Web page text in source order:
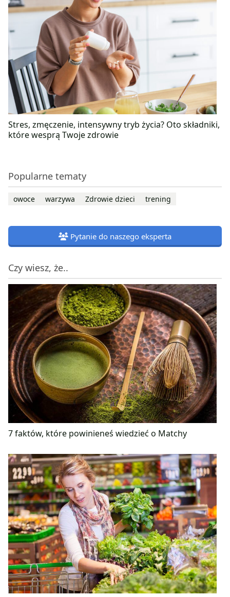
Stres, zmęczenie, intensywny tryb życia? Oto składniki,
które wesprą Twoje zdrowie
Popularne tematy
owoce warzywa Zdrowie dzieci trening
Pytanie do naszego eksperta
Czy wiesz, że..
7 faktów, które powinieneś wiedzieć o Matchy